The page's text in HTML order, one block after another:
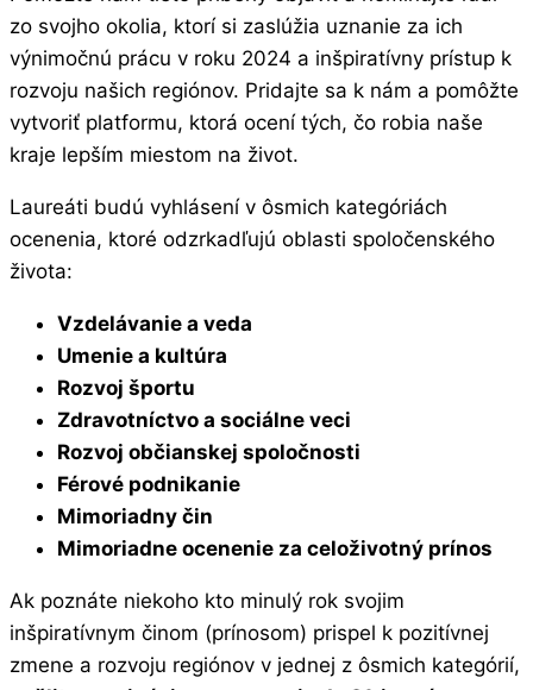
zo svojho okolia, ktorí si zaslúžia uznanie za ich
výnimočnú prácu v roku 2024 a inšpiratívny prístup k
rozvoju našich regiónov. Pridajte sa k nám a pomôžte
vytvoriť platformu, ktorá ocení tých, čo robia naše
kraje lepším miestom na život.
Laureáti budú vyhlásení v ôsmich kategóriách
ocenenia, ktoré odzrkadľujú oblasti spoločenského
života:
Vzdelávanie a veda
Umenie a kultúra
Rozvoj športu
Zdravotníctvo a sociálne veci
Rozvoj občianskej spoločnosti
Férové podnikanie
Mimoriadny čin
Mimoriadne ocenenie za celoživotný prínos
Ak poznáte niekoho kto minulý rok svojim
inšpiratívnym činom (prínosom) prispel k pozitívnej
zmene a rozvoju regiónov v jednej z ôsmich kategórií,